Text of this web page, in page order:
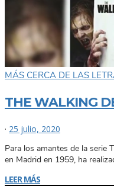
MÁS CERCA DE LAS
THE WALKING
· 25 julio, 2020
Para los amantes de la serie
en Madrid en 1959, ha
LEER MÁS